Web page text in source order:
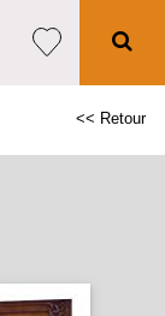
<< Retour